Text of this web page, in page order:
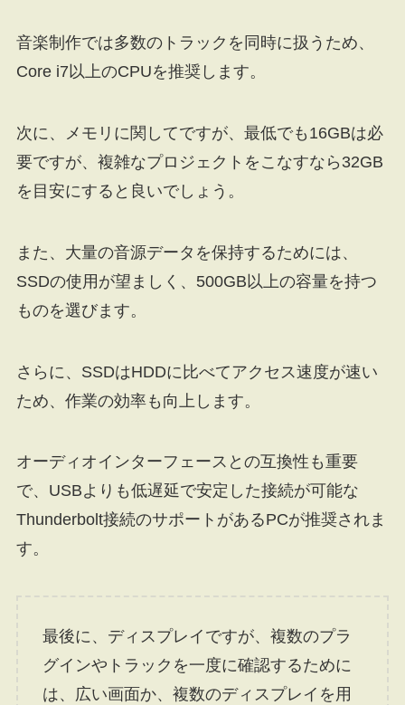
音楽制作では多数のトラックを同時に扱うため、
Core i7以上のCPUを推奨します。
次に、メモリに関してですが、最低でも16GBは必
要ですが、複雑なプロジェクトをこなすなら32GB
を目安にすると良いでしょう。
また、大量の音源データを保持するためには、
SSDの使用が望ましく、500GB以上の容量を持つ
ものを選びます。
さらに、SSDはHDDに比べてアクセス速度が速い
ため、作業の効率も向上します。
オーディオインターフェースとの互換性も重要
で、USBよりも低遅延で安定した接続が可能な
Thunderbolt接続のサポートがあるPCが推奨されま
す。
最後に、ディスプレイですが、複数のプラ
グインやトラックを一度に確認するために
は、広い画面か、複数のディスプレイを用